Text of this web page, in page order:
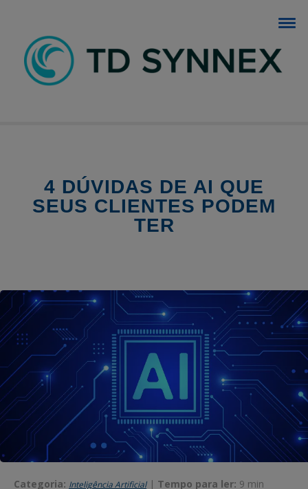
BLOG TD SYNNEX
4 DÚVIDAS DE AI QUE
SEUS CLIENTES PODEM
TER
Categoria: Inteligência Artificial | Tempo para ler: 9 min